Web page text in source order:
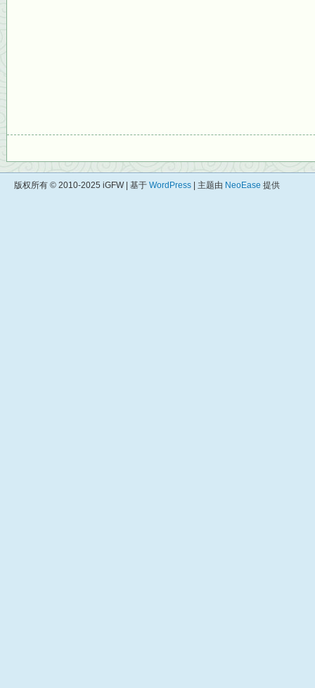
版权所有 © 2010-2025 iGFW | 基于 WordPress | 主题由 NeoEase 提供